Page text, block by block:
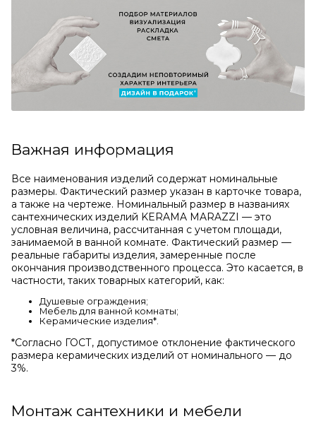
Важная информация
Все наименования изделий содержат номинальные
размеры. Фактический размер указан в карточке товара,
а также на чертеже. Номинальный размер в названиях
сантехнических изделий KERAMA MARAZZI — это
условная величина, рассчитанная с учетом площади,
занимаемой в ванной комнате. Фактический размер —
реальные габариты изделия, замеренные после
окончания производственного процесса. Это касается, в
частности, таких товарных категорий, как:
Душевые ограждения;
Мебель для ванной комнаты;
Керамические изделия*.
*Cогласно ГОСТ, допустимое отклонение фактического
размера керамических изделий от номинального — до
3%.
Монтаж сантехники и мебели